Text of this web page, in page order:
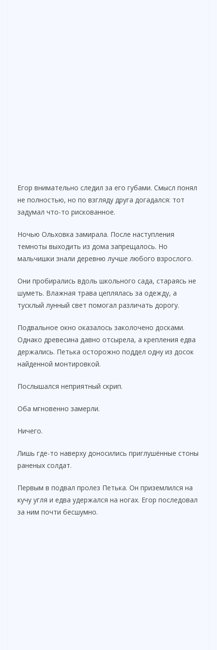
Егор внимательно следил за его губами. Смысл понял
не полностью, но по взгляду друга догадался: тот
задумал что-то рискованное.
Ночью Ольховка замирала. После наступления
темноты выходить из дома запрещалось. Но
мальчишки знали деревню лучше любого взрослого.
Они пробирались вдоль школьного сада, стараясь не
шуметь. Влажная трава цеплялась за одежду, а
тусклый лунный свет помогал различать дорогу.
Подвальное окно оказалось заколочено досками.
Однако древесина давно отсырела, а крепления едва
держались. Петька осторожно поддел одну из досок
найденной монтировкой.
Послышался неприятный скрип.
Оба мгновенно замерли.
Ничего.
Лишь где-то наверху доносились приглушённые стоны
раненых солдат.
Первым в подвал пролез Петька. Он приземлился на
кучу угля и едва удержался на ногах. Егор последовал
за ним почти бесшумно.